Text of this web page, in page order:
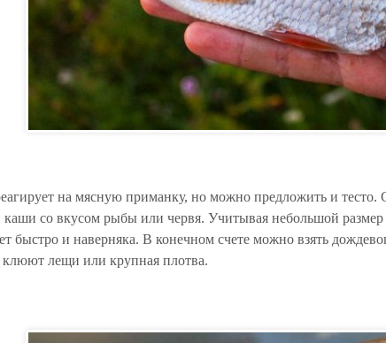
на мясную приманку, но можно предложить и тесто.
каши со вкусом рыбы или червя. Учитывая небольшой
быстро и наверняка. В конечном счете можно взять
клюют лещи или крупная плотва.